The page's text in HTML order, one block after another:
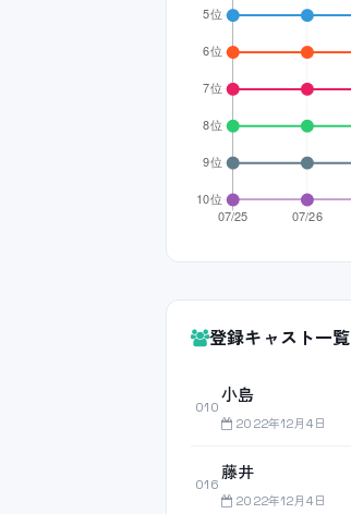
登録キャスト一覧
010
小島
2022年12月4日
016
藤井
2022年12月4日